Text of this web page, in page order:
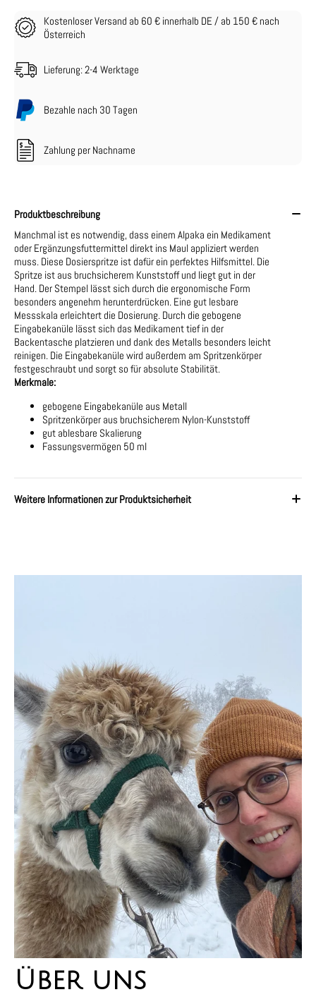
Kostenloser Versand ab 60 € innerhalb DE / ab 150 € nach
Österreich
Lieferung: 2-4 Werktage
Bezahle nach 30 Tagen
Zahlung per Nachname
Produktbeschreibung
Manchmal ist es notwendig, dass einem Alpaka ein Medikament
oder Ergänzungsfuttermittel direkt ins Maul appliziert werden
muss. Diese Dosierspritze ist dafür ein perfektes Hilfsmittel. Die
Spritze ist aus bruchsicherem Kunststoff und liegt gut in der
Hand. Der Stempel lässt sich durch die ergonomische Form
besonders angenehm herunterdrücken. Eine gut lesbare
Messskala erleichtert die Dosierung. Durch die gebogene
Eingabekanüle lässt sich das Medikament tief in der
Backentasche platzieren und dank des Metalls besonders leicht
reinigen. Die Eingabekanüle wird außerdem am Spritzenkörper
festgeschraubt und sorgt so für absolute Stabilität.
Merkmale:
gebogene Eingabekanüle aus Metall
Spritzenkörper aus bruchsicherem Nylon-Kunststoff
gut ablesbare Skalierung
Fassungsvermögen 50 ml
Weitere Informationen zur Produktsicherheit
Über uns